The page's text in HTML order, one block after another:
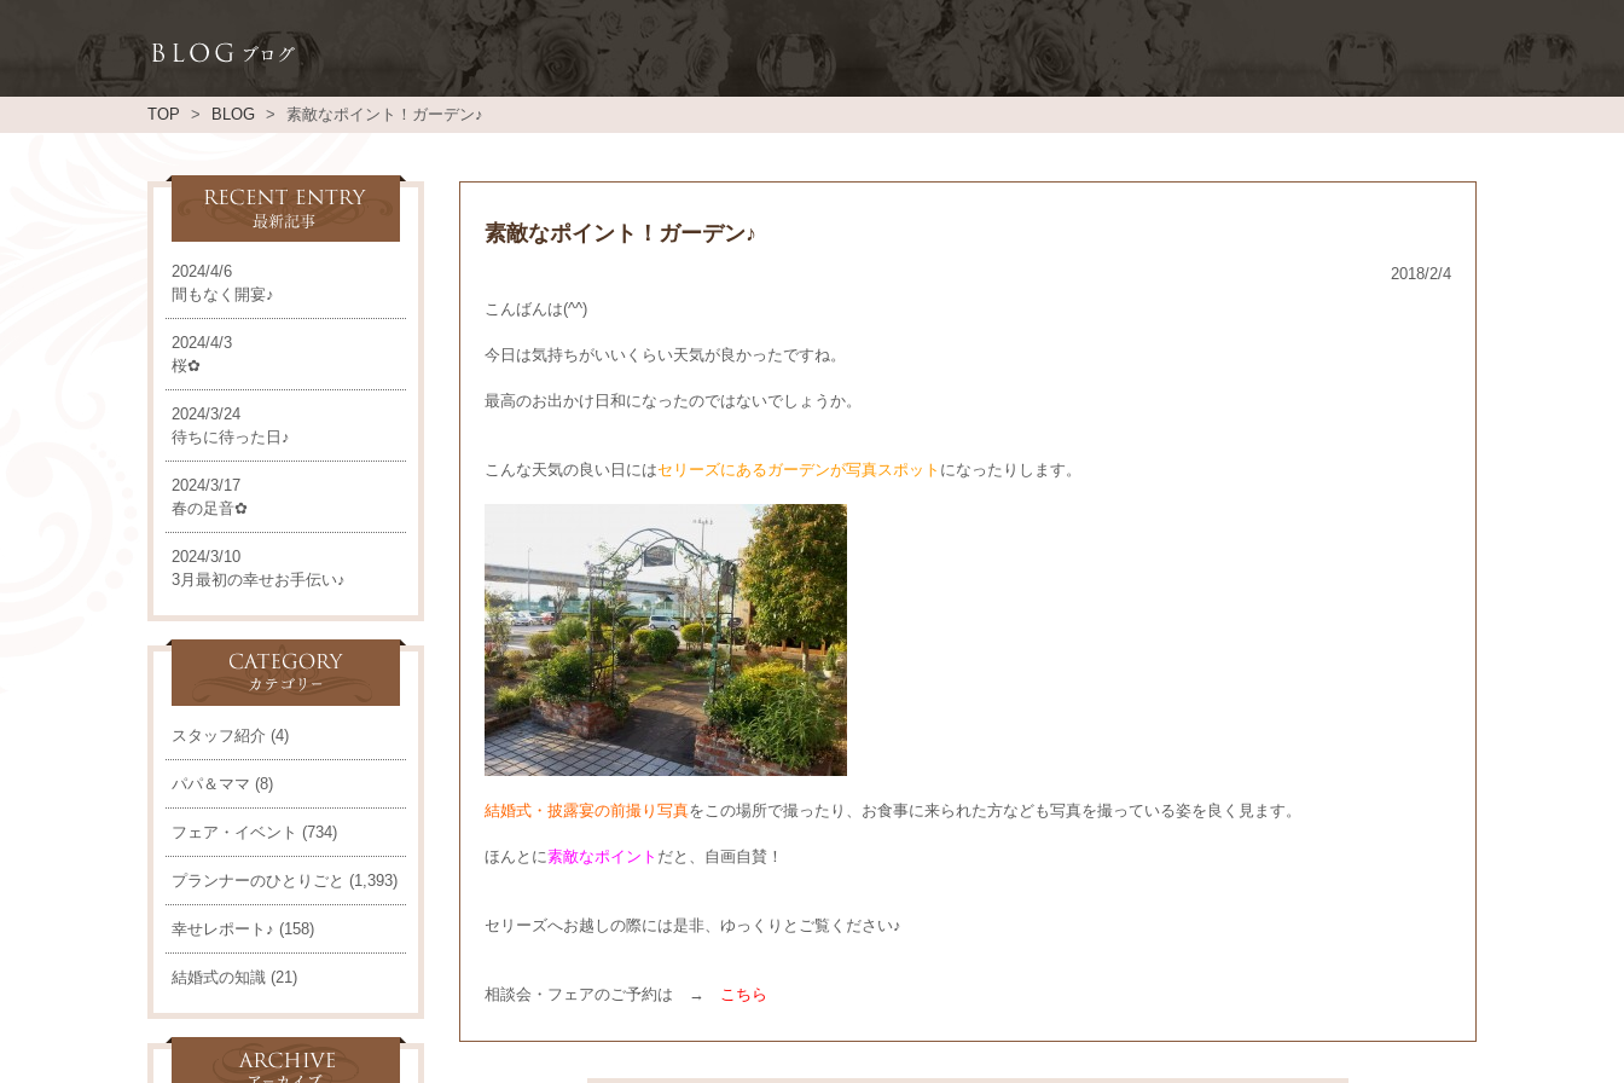
TOP BLOG 素敵なポイント！ガーデン♪
2024/4/6
間もなく開宴♪
2024/4/3
桜✿
2024/3/24
待ちに待った日♪
2024/3/17
春の足音✿
2024/3/10
3月最初の幸せお手伝い♪
スタッフ紹介 (4)
パパ＆ママ (8)
フェア・イベント (734)
プランナーのひとりごと (1,393)
幸せレポート♪ (158)
結婚式の知識 (21)
素敵なポイント！ガーデン♪
2018/2/4
こんばんは(^^)
今日は気持ちがいいくらい天気が良かったですね。
最高のお出かけ日和になったのではないでしょうか。
こんな天気の良い日にはセリーズにあるガーデンが写真スポット になったりします。
結婚式・披露宴の前撮り写真をこの場所で撮ったり、お食事に来られた方なども写真を撮っている姿を良く見ます。
ほんとに素敵なポイント だと、自画自賛！
セリーズへお越しの際には是非、ゆっくりとご覧ください♪
相談会・フェアのご予約は → こちら